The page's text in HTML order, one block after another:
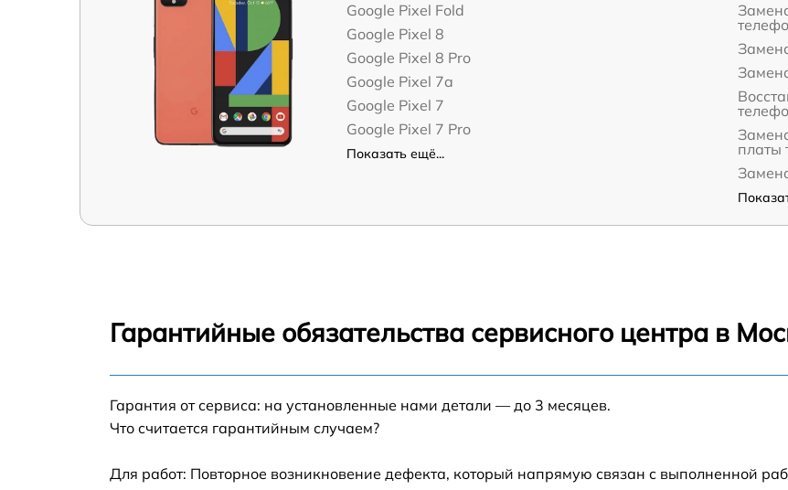
Google Pixel Fold
Google Pixel 8
Google Pixel 8 Pro
Google Pixel 7a
Google Pixel 7
Google Pixel 7 Pro
Показать ещё...
платы
Гарантийные обязательства сервисного центра в
Гарантия от сервиса: на установленные нами детали — до 3 месяцев.
Что считается гарантийным случаем?
Для работ: Повторное возникновение дефекта, который напрямую связан с выполненной